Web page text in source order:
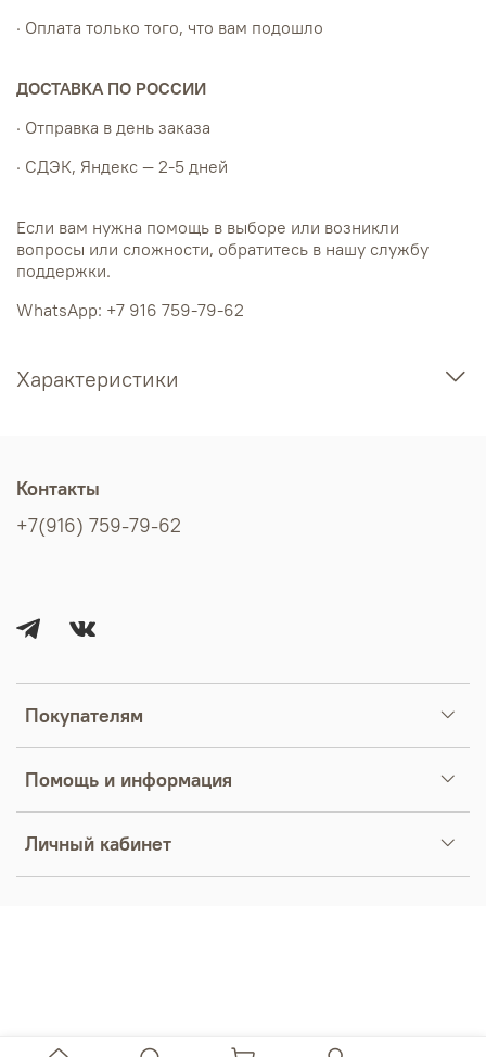
· Оплата только того, что вам подошло
ДОСТАВКА ПО РОССИИ
· Отправка в день заказа
· СДЭК, Яндекс — 2-5 дней
Если вам нужна помощь в выборе или возникли
вопросы или сложности, обратитесь в нашу службу
поддержки.
WhatsApp: +7 916 759-79-62
Характеристики
Покупателям
Помощь и информация
Личный кабинет
Контакты
+7(916) 759-79-62